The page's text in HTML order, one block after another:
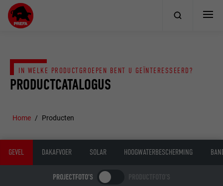
PRODUCTCATALOGUS
IN WELKE PRODUCTGROEPEN BENT U GEÏNTERESSEERD?
Home Producten
GEVEL DAKAFVOER SOLAR HOOGWATERBESCHERMING
PROJECTFOTO’S